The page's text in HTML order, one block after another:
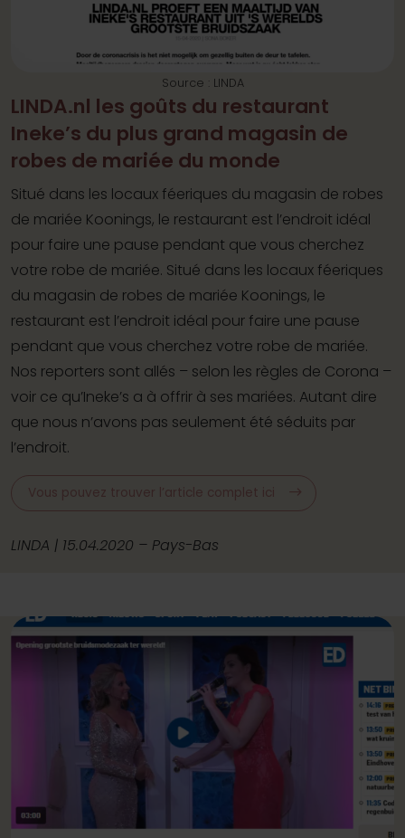
Source : LINDA
LINDA.nl les goûts du restaurant
Ineke’s du plus grand magasin de
robes de mariée du monde
Situé dans les locaux féeriques du magasin de robes
de mariée Koonings, le restaurant est l’endroit idéal
pour faire une pause pendant que vous cherchez
votre robe de mariée. Situé dans les locaux féeriques
du magasin de robes de mariée Koonings, le
restaurant est l’endroit idéal pour faire une pause
pendant que vous cherchez votre robe de mariée.
Nos reporters sont allés – selon les règles de Corona –
voir ce qu’Ineke’s a à offrir à ses mariées. Autant dire
que nous n’avons pas seulement été séduits par
l’endroit.
Vous pouvez trouver l’article complet ici
LINDA | 15.04.2020 – Pays-Bas